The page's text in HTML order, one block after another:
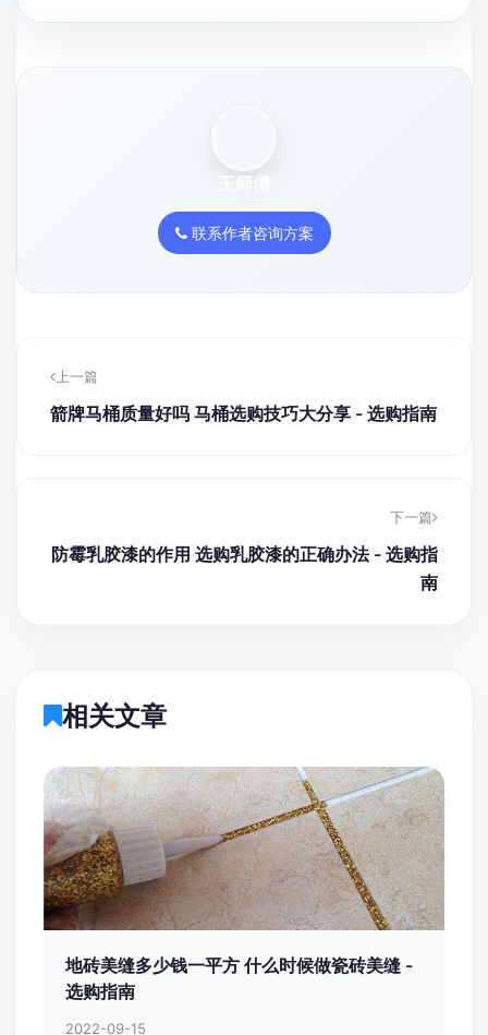
王师傅
联系作者咨询方案
上一篇
箭牌马桶质量好吗 马桶选购技巧大分享 - 选购指南
下一篇
防霉乳胶漆的作用 选购乳胶漆的正确办法 - 选购指
南
相关文章
地砖美缝多少钱一平方 什么时候做瓷砖美缝 -
选购指南
2022-09-15